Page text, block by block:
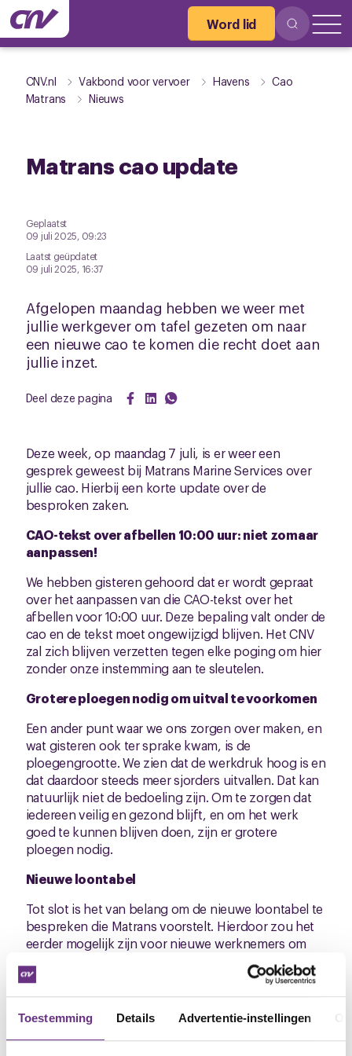
Toestemming Details Advertentie-instellingen
Word lid
CNV.nl Vakbond voor vervoer Havens
Cao
Matrans
Nieuws
Matrans cao update
Geplaatst
09 juli 2025, 09:23
Laatst geüpdatet
09 juli 2025, 16:37
Afgelopen maandag hebben we weer met
jullie werkgever om tafel gezeten om naar
een nieuwe cao te komen die recht doet aan
jullie inzet.
Deel deze pagina
Deze week, op maandag 7 juli, is er weer een
gesprek geweest bij Matrans Marine Services over
jullie cao. Hierbij een korte update over de
besproken zaken.
CAO-tekst over afbellen 10:00 uur: niet zomaar
aanpassen!
We hebben gisteren gehoord dat er wordt gepraat
over het aanpassen van die CAO-tekst over het
afbellen voor 10:00 uur. Deze bepaling valt onder de
cao en de tekst moet ongewijzigd blijven. Het CNV
zal zich blijven verzetten tegen elke poging om hier
zonder onze instemming aan te sleutelen.
Grotere ploegen nodig om uitval te voorkomen
Een ander punt waar we ons zorgen over maken, en
wat gisteren ook ter sprake kwam, is de
ploegengrootte. We zien dat de werkdruk hoog is en
dat daardoor steeds meer sjorders uitvallen. Dat kan
natuurlijk niet de bedoeling zijn. Om te zorgen dat
iedereen veilig en gezond blijft, en om het werk
goed te kunnen blijven doen, zijn er grotere
ploegen nodig.
Nieuwe loontabel
Tot slot is het van belang om de nieuwe loontabel te
bespreken die Matrans voorstelt. Hierdoor zou het
eerder mogelijk zijn voor nieuwe werknemers om
door te groeien maar omvat verder geen voordelen
voor het personeel. CNV heeft aangegeven dat deze
nieuwe loontabel enkel kan wanneer er een goede
loonstijging zal worden afgesproken en elke sjorder
deze kans krijgt.